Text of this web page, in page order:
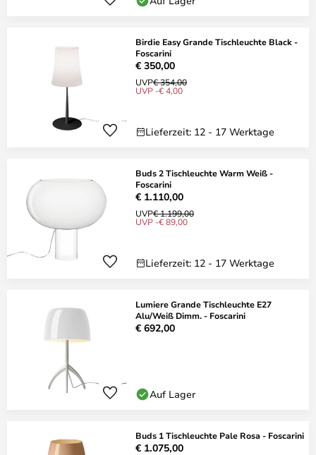
Birdie Easy Grande Tischleuchte Black -
Foscarini
€ 350,00
UVP€ 354,00
UVP -€ 4,00
Lieferzeit: 12 - 17 Werktage
Buds 2 Tischleuchte Warm Weiß -
Foscarini
€ 1.110,00
UVP€ 1.199,00
UVP -€ 89,00
Lieferzeit: 12 - 17 Werktage
Lumiere Grande Tischleuchte E27
Alu/Weiß Dimm. - Foscarini
€ 692,00
Auf Lager
Buds 1 Tischleuchte Pale Rosa - Foscarini
€ 1.075,00